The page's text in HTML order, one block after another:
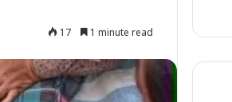
17 1 minute read